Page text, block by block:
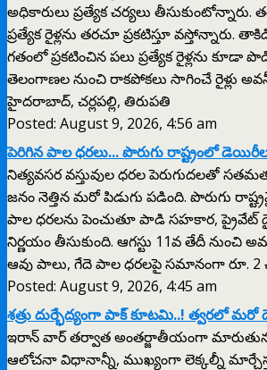
అధికారులు ప్రత్యేక చర్యలు తీసుకుంటోన్నారు.
ప్రత్యేక రైళ్లను తరచూ ప్రకటిస్తూ వస్తోన్నారు.
గతంలో ప్రకటించిన పలు ప్రత్యేక రైళ్లను కూడా
తెలంగాణల నుంచి రాకపోకలు సాగించే రైళ్లు
హైదరాబాద్, చర్లపల్లి, తిరుపతి
Posted: August 9, 2026, 4:56 am
పెరిగిన పాల ధరలు... పొరుగు రాష్ట్రంలో
నిత్యవసర వస్తువుల ధరల పెరుగుదలతో
జనం నెత్తిన మరో పిడుగు పడింది. పొరుగు
పాల ధరలను పెంచుతూ పాడి సహకార, ప్రైవేట్
నిర్ణయం తీసుకుంది. ఆగస్టు 11వ తేదీ నుంచి
ఆవు పాలు, గేదె పాల ధరలపై సమానంగా రూ. 2
Posted: August 9, 2026, 4:45 am
శత్రు దుర్భేద్యంగా పాక్ కూటమి..! త్వరలో మరో
ఇరాన్ వార్ తర్వాత అంతర్జాతీయంగా
ఆలోచనా విధానాన్నీ, ముఖ్యంగా లెక్కల్నీ